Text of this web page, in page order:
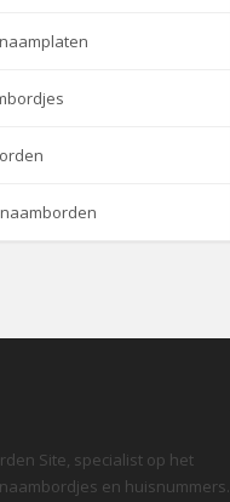
Site, specialist op het
en huisnummers.